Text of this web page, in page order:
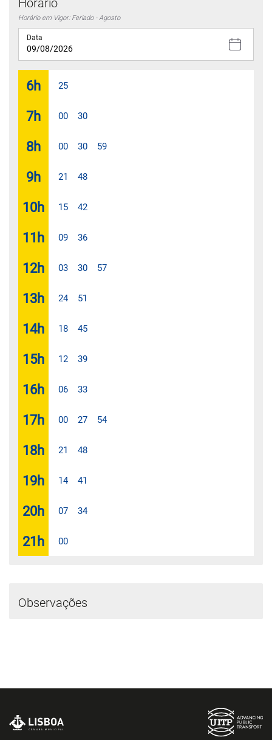
Data
Horário em Vigor: Feriado - Agosto
6h 25
7h 00 30
8h 00 30 59
9h 21 48
10h 15 42
11 h 09 36
12h 03 30 57
13h 24 51
14h 18 45
15h 12 39
16h 06 33
17h 00 27 54
18h 21 48
19h 14 41
20h 07 34
21 h 00
Observações